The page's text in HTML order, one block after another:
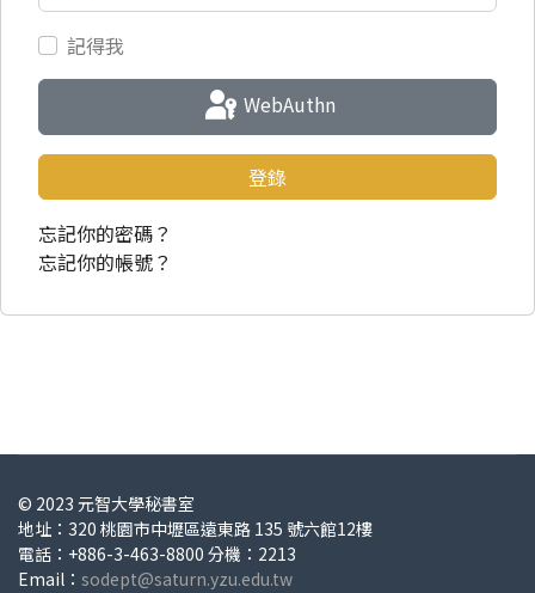
記得我
WebAuthn
登錄
忘記你的密碼？
忘記你的帳號？
© 2023 元智大學秘書室
地址：320 桃園市中壢區遠東路 135 號六館12樓
電話：+886-3-463-8800 分機：2213
Email： sodept@saturn.yzu.edu.tw